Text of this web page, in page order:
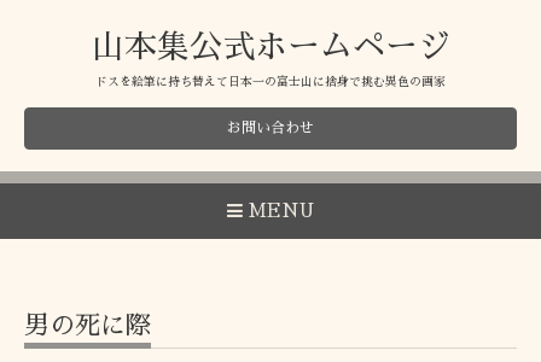
山本集公式ホームページ
ドスを絵筆に持ち替えて日本一の富士山に捨身で挑む異色の画家
お問い合わせ
MENU
男の死に際